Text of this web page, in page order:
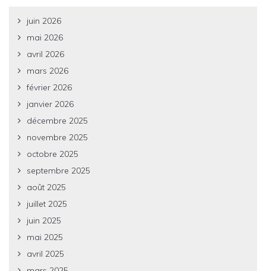
juin 2026
mai 2026
avril 2026
mars 2026
février 2026
janvier 2026
décembre 2025
novembre 2025
octobre 2025
septembre 2025
août 2025
juillet 2025
juin 2025
mai 2025
avril 2025